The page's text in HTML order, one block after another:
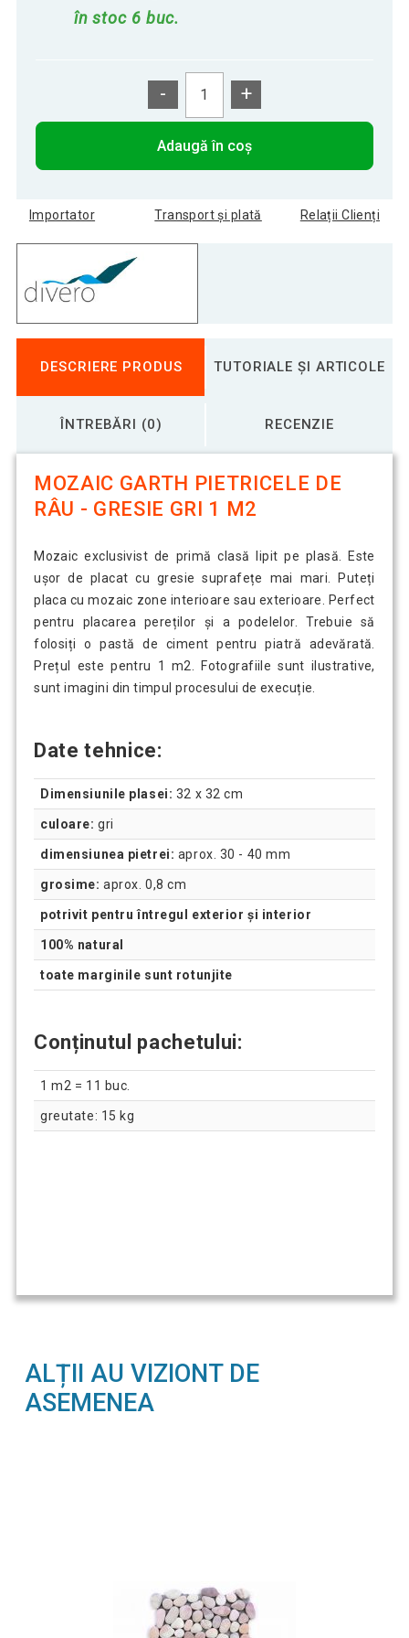
în stoc 6 buc.
- +
Adaugă în coș
Importator Transport și plată Relații Clienți
DESCRIERE PRODUS TUTORIALE ȘI ARTICOLE
ÎNTREBĂRI (0) RECENZIE
MOZAIC GARTH PIETRICELE DE
RÂU - GRESIE GRI 1 M2
Mozaic exclusivist de primă clasă lipit pe plasă. Este
ușor de placat cu gresie suprafețe mai mari. Puteți
placa cu mozaic zone interioare sau exterioare. Perfect
pentru placarea pereților și a podelelor. Trebuie să
folosiți o pastă de ciment pentru piatră adevărată.
Prețul este pentru 1 m2. Fotografiile sunt ilustrative,
sunt imagini din timpul procesului de execuție.
Date tehnice:
Dimensiunile plasei: 32 x 32 cm
culoare: gri
dimensiunea pietrei: aprox. 30 - 40 mm
grosime: aprox. 0,8 cm
potrivit pentru întregul exterior și interior
100% natural
toate marginile sunt rotunjite
Conținutul pachetului:
1 m2 = 11 buc.
greutate: 15 kg
ALȚII AU VIZIONT DE
ASEMENEA